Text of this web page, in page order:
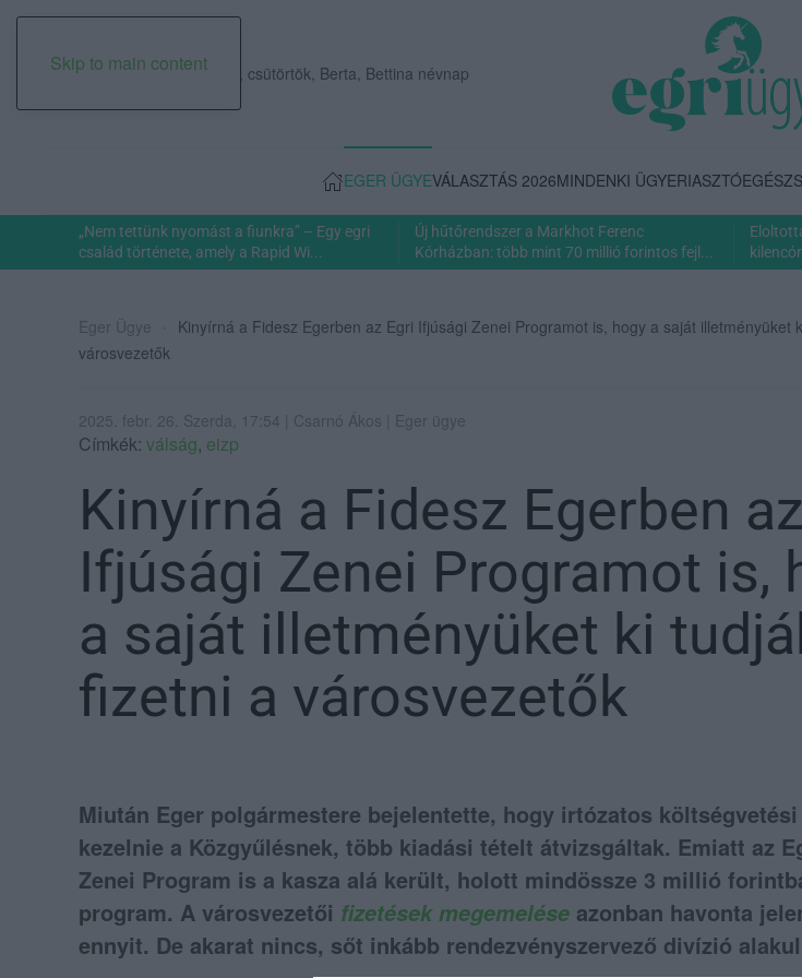
Skip to main content
2026. augusztus 06., csütörtök, Berta, Bettina névnap
EGER ÜGYEVÁLASZTÁS 2026MINDENKI ÜGYERIASZTÓ
„Nem tettünk nyomást a fiunkra” – Egy egri
család története, amely a Rapid Wi...
Új hűtőrendszer a Markhot Ferenc
Kórházban: több mint 70 millió forintos fejl...
Eger Ügye
Kinyírná a Fidesz Egerben az Egri Ifjúsági Zenei Programot is, hogy a saját illetményüket
városvezetők
2025. febr. 26. Szerda, 17:54 | Csarnó Ákos | Eger ügye
Címkék: válság, eizp
Kinyírná a Fidesz Egerben
Ifjúsági Zenei Programot is,
a saját illetményüket ki
fizetni a városvezetők
Miután Eger polgármestere bejelentette, hogy irtózatos
kezelnie a Közgyűlésnek, több kiadási tételt átvizsgáltak. Emiatt az
Zenei Program is a kasza alá került, holott mindössze 3 millió
program. A városvezetői fizetések megemelése azonban havonta
ennyit. De akarat nincs, sőt inkább rendezvényszervező divízió